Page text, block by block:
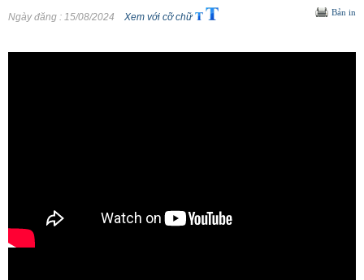
Ngày đăng : 15/08/2024 Xem với cỡ chữ Bản in